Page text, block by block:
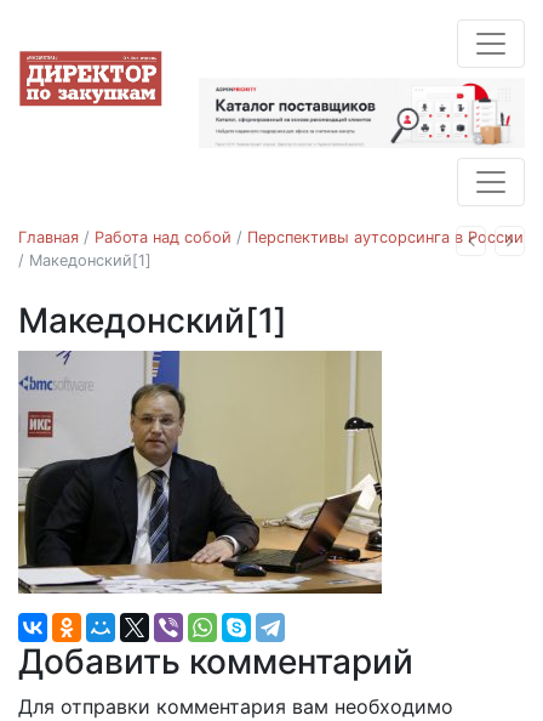
Назад
Главная / Работа над собой / Перспективы аутсорсинга в России
/ Македонский[1]
Македонский[1]
Добавить комментарий
Для отправки комментария вам необходимо